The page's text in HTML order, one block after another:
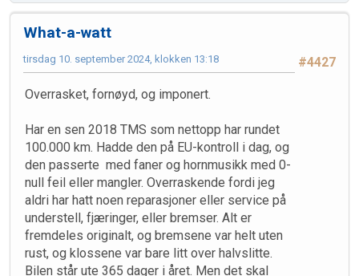
What-a-watt
#4427
tirsdag 10. september 2024, klokken 13:18
Overrasket, fornøyd, og imponert.
Har en sen 2018 TMS som nettopp har rundet
100.000 km. Hadde den på EU-kontroll i dag, og
den passerte med faner og hornmusikk med 0-
null feil eller mangler. Overraskende fordi jeg
aldri har hatt noen reparasjoner eller service på
understell, fjæringer, eller bremser. Alt er
fremdeles originalt, og bremsene var helt uten
rust, og klossene var bare litt over halvslitte.
Bilen står ute 365 dager i året. Men det skal